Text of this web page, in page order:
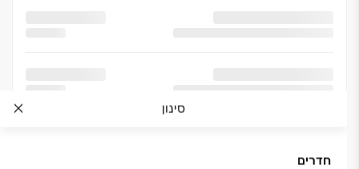
סינון
חדרים